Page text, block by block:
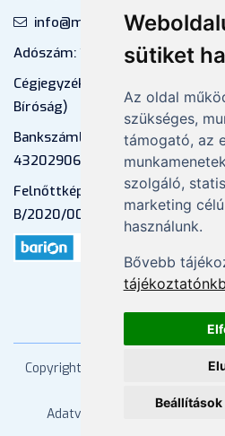
sütiket
Az oldal
szükséges,
támogató, az
szolgáló,
marketing
használunk.
Bővebb
info@mprx.hu
Adószám: 13598145-2-41
Cégjegyzékszám: 01-09-883770
Bíróság)
Bankszámlaszám: CIB Bank,
43202906-51100005
Felnőttképzési nyilvántartási
B/2020/000053
Copyright 2026 Mprx. Minden
Adatvédelem
ÁSZF